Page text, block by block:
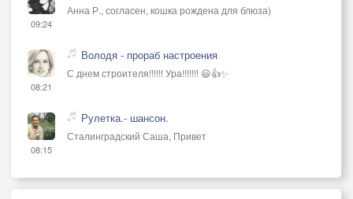
09:24
Анна Р., согласен, кошка рождена для блюза)
08:21
Володя - прораб настроения
С днем строителя!!!!!! Ура!!!!!!! 😃👍✨
08:15
Рулетка.- шансон.
Сталинградский Саша, Привет